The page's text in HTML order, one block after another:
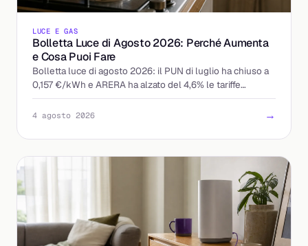
LUCE E GAS
Bolletta Luce di Agosto 2026: Perché Aumenta
e Cosa Puoi Fare
Bolletta luce di agosto 2026: il PUN di luglio ha chiuso a
0,157 €/kWh e ARERA ha alzato del 4,6% le tariffe
tutelate. Chi paga di più e come reagire.
4 agosto 2026 →